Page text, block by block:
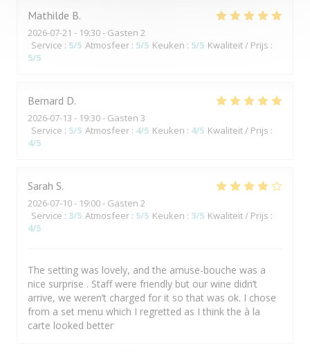
Mathilde B
2026-07-21 - 19:30 - Gasten 2
Service : 5/5 Atmosfeer : 5/5 Keuken : 5/5 Kwaliteit / Prijs :
5/5
Bernard D
2026-07-13 - 19:30 - Gasten 3
Service : 5/5 Atmosfeer : 4/5 Keuken : 4/5 Kwaliteit / Prijs :
4/5
Sarah S
2026-07-10- 19:00 - Gasten 2
Service : 3/5 Atmosfeer : 5/5 Keuken : 3/5 Kwaliteit / Prijs :
4/5
The setting was lovely, and the amuse-bouche was a
nice surprise . Staff were friendly but our wine didn’t
arrive, we weren’t charged for it so that was ok. I chose
from a set menu which I regretted as I think the à la
carte looked better